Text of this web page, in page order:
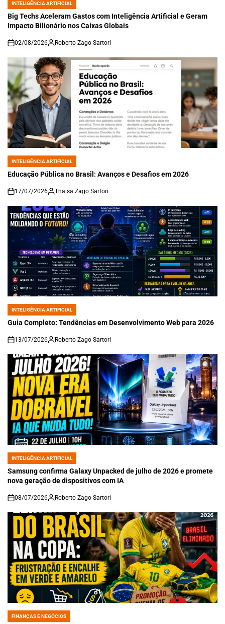
POSTED
IN
INTELIGÊNCIA ARTIFICIAL
Big Techs Aceleram Gastos com Inteligência Artificial e Geram
Impacto Bilionário nos Caixas Globais
on
02/08/2026 Roberto Zago Sartori
POSTED
IN
INTELIGÊNCIA ARTIFICIAL
Educação Pública no Brasil: Avanços e Desafios em 2026
on
17/07/2026 Thaisa Zago Sartori
POSTED
IN
INTELIGÊNCIA ARTIFICIAL
Guia Completo: Tendências em Desenvolvimento Web para 2026
on
13/07/2026 Roberto Zago Sartori
POSTED
IN
INTELIGÊNCIA ARTIFICIAL
Samsung confirma Galaxy Unpacked de julho de 2026 e promete
nova geração de dispositivos com IA
on
08/07/2026 Roberto Zago Sartori
POSTED
FINANÇAS E NEGÓCIOS